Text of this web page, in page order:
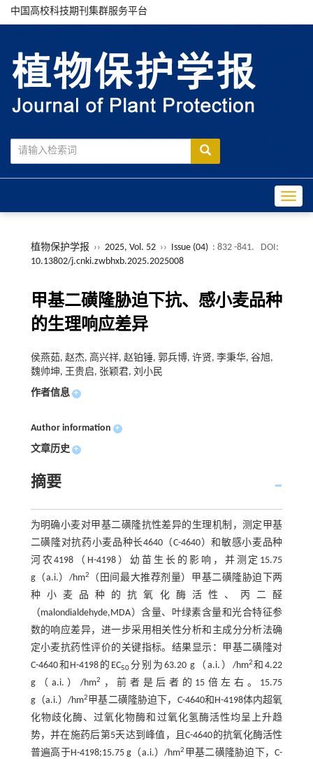
中国高校科技期刊集群服务平台
植物保护学报 ›› 2025, Vol. 52 ›› Issue (04) : 832 -841.
DOI:
10.13802/j.cnki.zwbhxb.2025.2025008
甲基二磺隆胁迫下抗、感小麦品种
的生理响应差异
侯燕茹, 赵杰, 高兴祥, 赵铂锤, 郭兵博, 许贤, 李秉华, 谷旭,
魏帅坤, 王贵启, 张颖君, 刘小民
作者信息 +
Author information +
文章历史 +
摘要
为明确小麦对甲基二磺隆抗性差异的生理机制，测定甲基
二磺隆对抗药小麦品种长4640（C-4640）和敏感小麦品种
河农4198（H-4198）幼苗生长的影响，并测定15.75
g（a.i.）/hm2
（田间最大推荐剂量）甲基二磺隆胁迫下两
种小麦品种的抗氧化酶活性、丙二醛
（malondialdehyde,MDA）含量、叶绿素含量和光合特征参
数的响应差异，进一步采用相关性分析和主成分分析法确
定小麦抗药性评价的关键指标。结果显示：甲基二磺隆对
C-4640和H-4198的EC50分别为63.20 g（a.i.）/hm2和4.22
g（a.i.）/hm2
，前者是后者的15倍左右。15.75
g（a.i.）/hm2甲基二磺隆胁迫下，C-4640和H-4198体内超氧
化物歧化酶、过氧化物酶和过氧化氢酶活性均呈上升趋
势，并在施药后第5天达到峰值，且C-4640的抗氧化酶活性
普遍高于H-4198;15.75 g（a.i.）/hm2 甲基二磺隆胁迫下，C-